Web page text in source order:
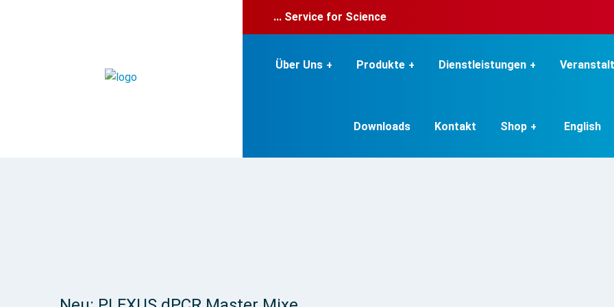
... Service for Science
Über Uns Produkte Dienstleistungen
Downloads Kontakt Shop English